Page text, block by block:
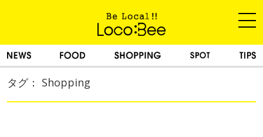
タグ： Shopping